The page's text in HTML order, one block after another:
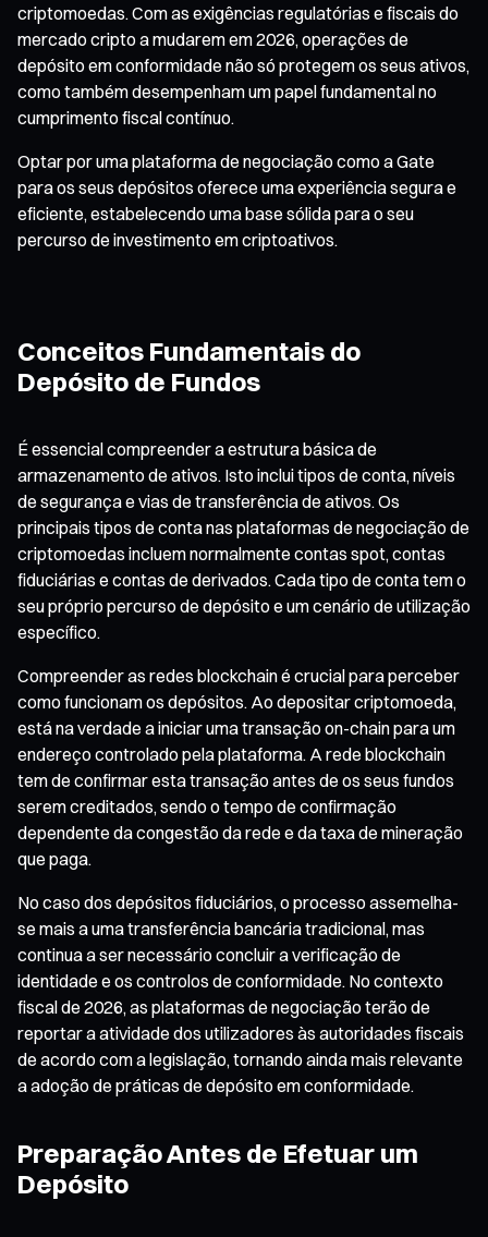
criptomoedas. Com as exigências regulatórias e fiscais do
mercado cripto a mudarem em 2026, operações de
depósito em conformidade não só protegem os seus ativos,
como também desempenham um papel fundamental no
cumprimento fiscal contínuo.
Optar por uma plataforma de negociação como a Gate
para os seus depósitos oferece uma experiência segura e
eficiente, estabelecendo uma base sólida para o seu
percurso de investimento em criptoativos.
Conceitos Fundamentais do
Depósito de Fundos
É essencial compreender a estrutura básica de
armazenamento de ativos. Isto inclui tipos de conta, níveis
de segurança e vias de transferência de ativos. Os
principais tipos de conta nas plataformas de negociação de
criptomoedas incluem normalmente contas spot, contas
fiduciárias e contas de derivados. Cada tipo de conta tem o
seu próprio percurso de depósito e um cenário de utilização
específico.
Compreender as redes blockchain é crucial para perceber
como funcionam os depósitos. Ao depositar criptomoeda,
está na verdade a iniciar uma transação on-chain para um
endereço controlado pela plataforma. A rede blockchain
tem de confirmar esta transação antes de os seus fundos
serem creditados, sendo o tempo de confirmação
dependente da congestão da rede e da taxa de mineração
que paga.
No caso dos depósitos fiduciários, o processo assemelha-
se mais a uma transferência bancária tradicional, mas
continua a ser necessário concluir a verificação de
identidade e os controlos de conformidade. No contexto
fiscal de 2026, as plataformas de negociação terão de
reportar a atividade dos utilizadores às autoridades fiscais
de acordo com a legislação, tornando ainda mais relevante
a adoção de práticas de depósito em conformidade.
Preparação Antes de Efetuar um
Depósito